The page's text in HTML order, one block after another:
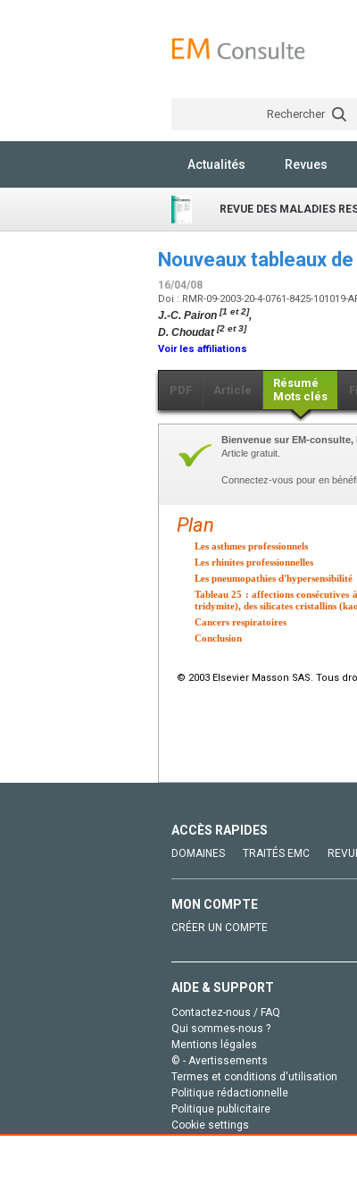
Rechercher
Actualités Revues
REVUE DES MALADIES
Nouveaux tableaux
16/04/08
Doi : RMR-09-2003-20-4-0761-8425-101019-
J.-C. Pairon [1 et 2],
D. Choudat[2 et 3]
Voir les affiliations
PDF Article
Résumé
Mots clés
Bienvenue sur EM-
Article gratuit.
Connectez-vous pour en
Plan
Les asthmes professionnels
Les rhinites professionnelles
Les pneumopathies d'hypersensibilité
Tableau 25 : affections
tridymite), des silicates cristallins
Cancers respiratoires
Conclusion
© 2003 Elsevier Masson SAS. Tous
ACCÈS RAPIDES
DOMAINES TRAITÉS EMC
MON COMPTE
CRÉER UN COMPTE
AIDE & SUPPORT
Contactez-nous / FAQ
Qui sommes-nous ?
Mentions légales
© - Avertissements
Termes et conditions d'utilisation
Politique rédactionnelle
Politique publicitaire
Cookie settings